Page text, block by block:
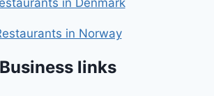
in Denmark
in Norway
Business links